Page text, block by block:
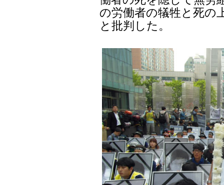
の労働者の犠牲と死の
と批判した。